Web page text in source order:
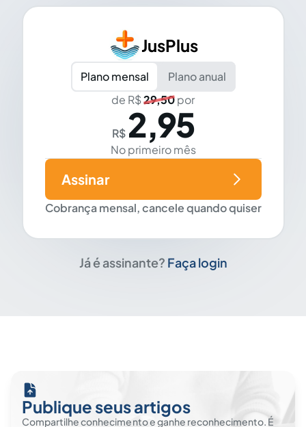
JusPlus
Plano mensal
Plano anual
de R$29,50por
R$ 2,95
No primeiro mês
Cobrança mensal, cancele quando quiser
Assinar
Já é assinante? Faça login
Publique seus artigos
Compartilhe conhecimento e ganhe reconhecimento. É